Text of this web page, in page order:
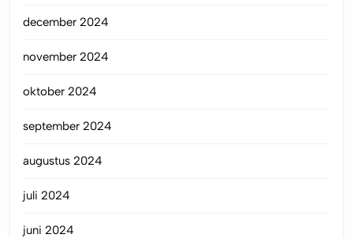
december 2024
november 2024
oktober 2024
september 2024
augustus 2024
juli 2024
juni 2024